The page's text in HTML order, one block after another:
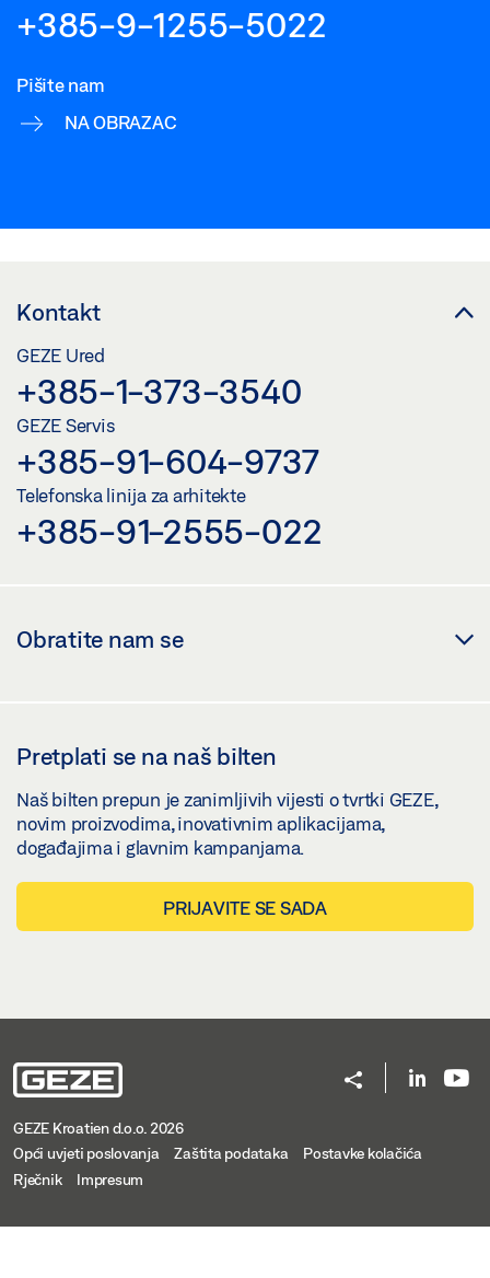
+385-9-1255-5022
Pišite nam
NA OBRAZAC
Kontakt
GEZE Ured
+385-1-373-3540
GEZE Servis
+385-91-604-9737
Telefonska linija za arhitekte
+385-91-2555-022
Obratite nam se
Pretplati se na naš bilten
Naš bilten prepun je zanimljivih vijesti o tvrtki GEZE,
novim proizvodima, inovativnim aplikacijama,
događajima i glavnim kampanjama.
PRIJAVITE SE SADA
GEZE Kroatien d.o.o. 2026
Opći uvjeti poslovanja
Zaštita podataka
Postavke kolačića
Rječnik
Impresum